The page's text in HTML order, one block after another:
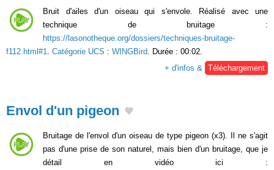
Bruit d'ailes d'un oiseau qui s'envole. Réalisé avec une
technique de bruitage :
https://lasonotheque.org/dossiers/techniques-bruitage-
f112.html#1
Catégorie UCS : WINGBird . Durée : 00:02.
+ d'infos &
Téléchargement
Envol d'un pigeon
Bruitage de l'envol d'un oiseau de type pigeon (x3). Il ne s'agit
pas d'une prise de son naturel, mais bien d'un bruitage, que je
détail en vidéo ici :